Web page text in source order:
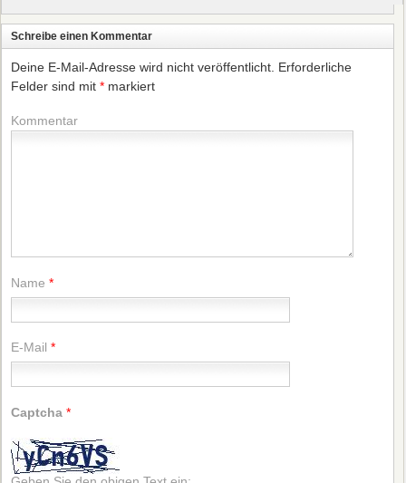
Schreibe einen Kommentar
Deine E-Mail-Adresse wird nicht veröffentlicht. Erforderliche
Felder sind mit * markiert
Kommentar
Name *
E-Mail *
Captcha *